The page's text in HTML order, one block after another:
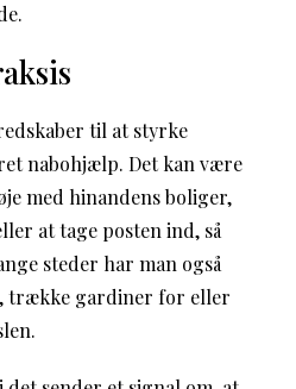
til at styrke
nabohjælp. Det kan være
med hinandens boliger,
at tage posten ind, så
steder har man også
trække gardiner for eller